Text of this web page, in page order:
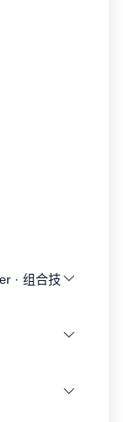
· 组合技